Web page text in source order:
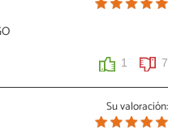
1 7
Su valoración: